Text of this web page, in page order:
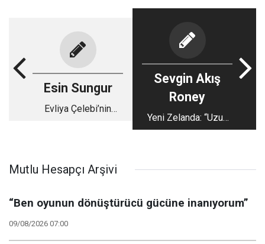
Esin Sungur
Evliya Çelebi’nin
Sevgin Akış
Roney
Yeni Zelanda: “Uzun
beyaz bulut ülkesi”
Mutlu Hesapçı Arşivi
“Ben oyunun dönüştürücü gücüne inanıyorum”
09/08/2026 07:00